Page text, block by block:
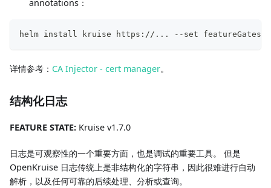
annotations：
helm install kruise https://... --set
详情参考： CA Injector - cert manager。
结构化日志
FEATURE STATE: Kruise v1.7.0
日志是可观察性的一个重要方面，也是调试的重要工具。 但是
OpenKruise 日志传统上是非结构化的字符串，因此很难进行自动
解析，以及任何可靠的后续处理、分析或查询。